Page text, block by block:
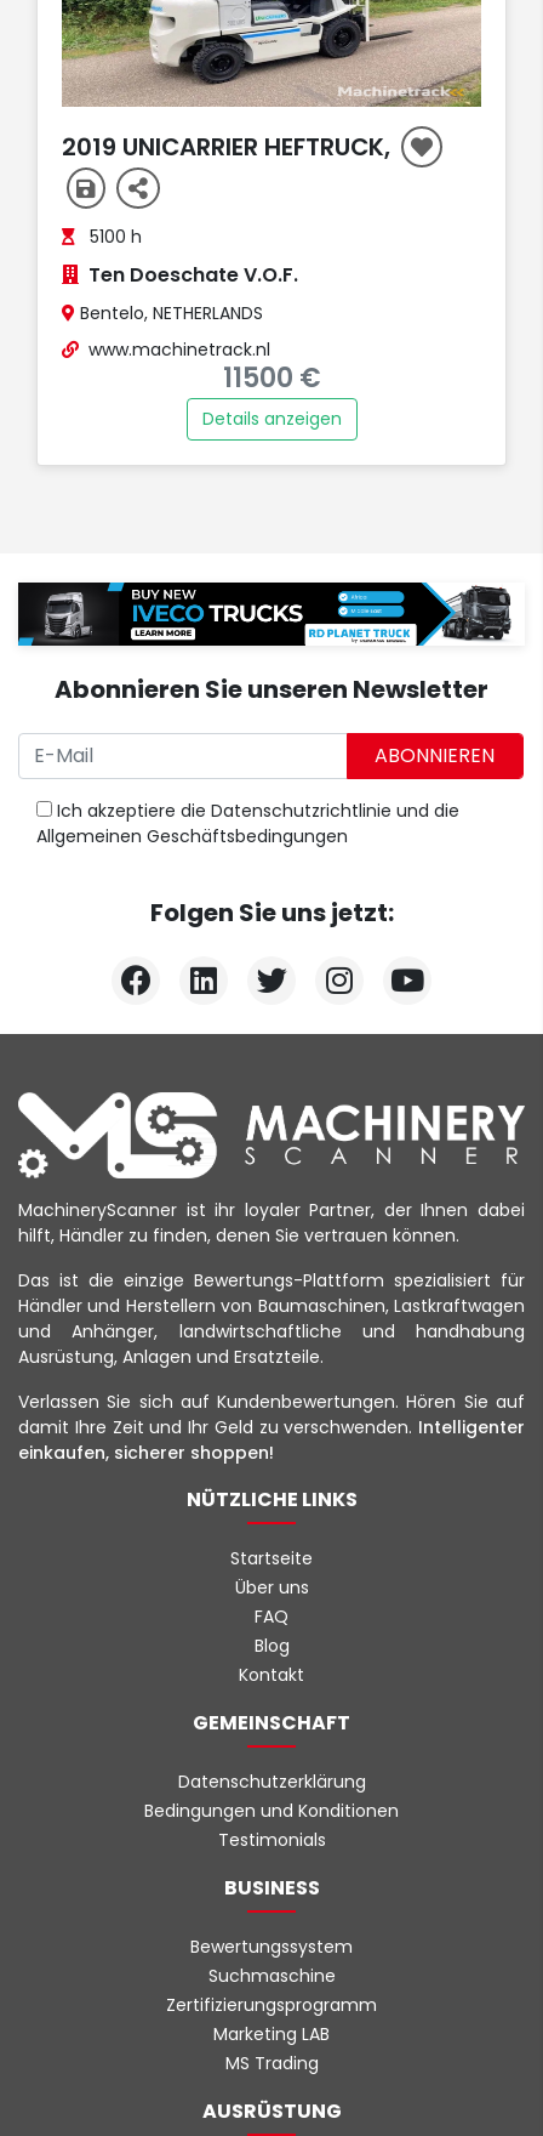
2019 UNICARRIER HEFTRUCK,
5100 h
Ten Doeschate V.O.F.
Bentelo, NETHERLANDS
www.machinetrack.nl
11500 €
Details anzeigen
Abonnieren Sie unseren Newsletter
ABONNIEREN
Ich akzeptiere die Datenschutzrichtlinie und die
Allgemeinen Geschäftsbedingungen
Folgen Sie uns jetzt:
MachineryScanner ist ihr loyaler Partner, der Ihnen dabei
hilft, Händler zu finden, denen Sie vertrauen können.
Das ist die einzige Bewertungs-Plattform spezialisiert für
Händler und Herstellern von Baumaschinen, Lastkraftwagen
und Anhänger, landwirtschaftliche und handhabung
Ausrüstung, Anlagen und Ersatzteile.
Verlassen Sie sich auf Kundenbewertungen. Hören Sie auf
damit Ihre Zeit und Ihr Geld zu verschwenden. Intelligenter
einkaufen, sicherer shoppen!
NÜTZLICHE LINKS
Startseite
Über uns
FAQ
Blog
Kontakt
GEMEINSCHAFT
Datenschutzerklärung
Bedingungen und Konditionen
Testimonials
BUSINESS
Bewertungssystem
Suchmaschine
Zertifizierungsprogramm
Marketing LAB
MS Trading
AUSRÜSTUNG